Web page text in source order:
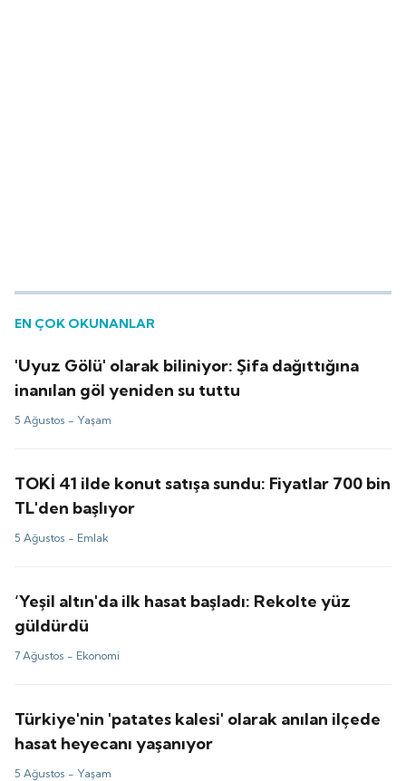
EN ÇOK OKUNANLAR
'Uyuz Gölü' olarak biliniyor: Şifa dağıttığına
inanılan göl yeniden su tuttu
5 Ağustos - Yaşam
TOKİ 41 ilde konut satışa sundu: Fiyatlar 700 bin
TL'den başlıyor
5 Ağustos - Emlak
‘Yeşil altın'da ilk hasat başladı: Rekolte yüz
güldürdü
7 Ağustos - Ekonomi
Türkiye'nin 'patates kalesi' olarak anılan ilçede
hasat heyecanı yaşanıyor
5 Ağustos - Yaşam